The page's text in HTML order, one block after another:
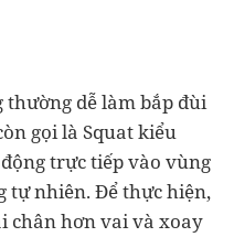
dễ làm bắp đùi
gọi là Squat kiểu
trực tiếp vào vùng
tự nhiên. Để thực hiện,
chân hơn vai và xoay